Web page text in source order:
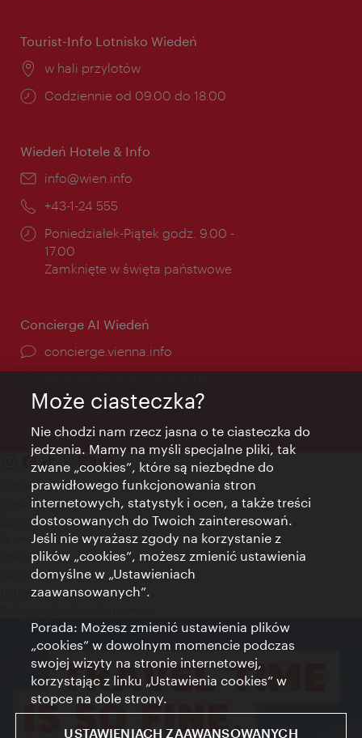
Tourist-Info Lotnisko Wiedeń
Miejsce:
w hali przylotów
Godziny
Codziennie od 09.00 do 18.00
Wiedeń Hotele & Info
E-
info@wien.info
Telefon:
+43-1-24 555
Godziny
otwarcia:
Poniedziałek-Piątek godz. 9.00 -
17.00
Zamknięte w święta państwowe
Concierge AI Wiedeń
concierge.vienna.info
Kontakt
Credits
Zgoda na przetwarzanie danych osobowych
Terms of Use
Dostępność
Kontakt prasowy
Ustawienia cookies
Może ciasteczka?
Nie chodzi nam rzecz jasna o te ciasteczka do
jedzenia. Mamy na myśli specjalne pliki, tak
zwane „cookies”, które są niezbędne do
prawidłowego funkcjonowania stron
internetowych, statystyk i ocen, a także treści
dostosowanych do Twoich zainteresowań.
Jeśli nie wyrażasz zgody na korzystanie z
plików „cookies”, możesz zmienić ustawienia
domyślne w „Ustawieniach
zaawansowanych”.
Porada: Możesz zmienić ustawienia plików
„cookies” w dowolnym momencie podczas
swojej wizyty na stronie internetowej,
korzystając z linku „Ustawienia cookies” w
stopce na dole strony.
USTAWIENIACH ZAAWANSOWANYCH